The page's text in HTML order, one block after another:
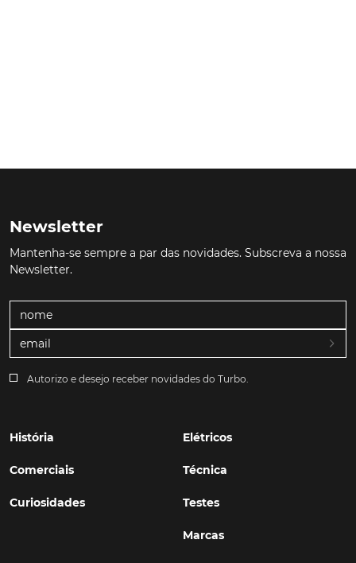
Newsletter
Mantenha-se sempre a par das novidades. Subscreva a nossa
Newsletter.
Autorizo e desejo receber novidades do Turbo.
História
Comerciais
Curiosidades
Elétricos
Técnica
Testes
Marcas